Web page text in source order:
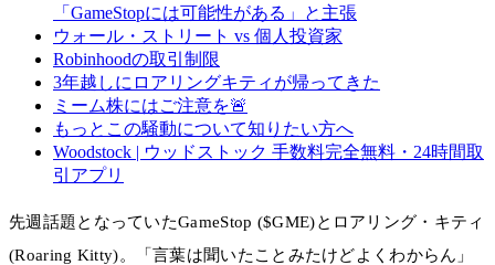
「GameStopには可能性がある」と主張
ウォール・ストリート vs 個人投資家
Robinhoodの取引制限
3年越しにロアリングキティが帰ってきた
ミーム株にはご注意を🚨
もっとこの騒動について知りたい方へ
Woodstock | ウッドストック 手数料完全無料・24時間取
引アプリ
先週話題となっていたGameStop ($GME)とロアリング・キティ
(Roaring Kitty)。「言葉は聞いたことみたけどよくわからん」